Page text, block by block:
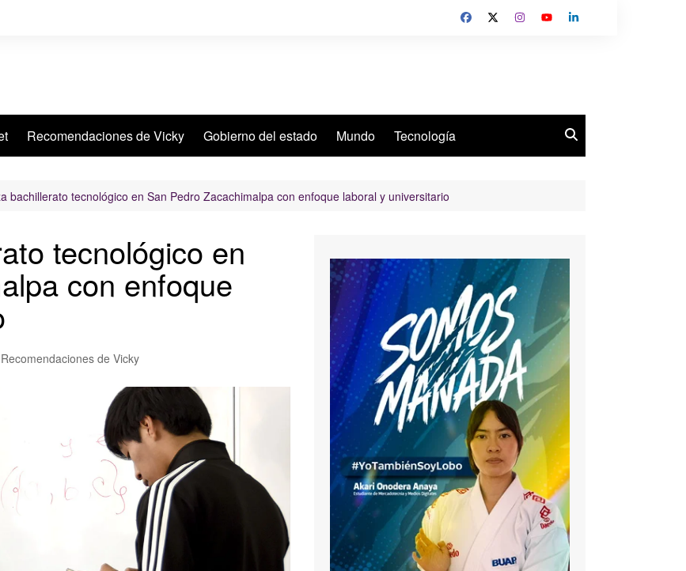
Recomendaciones de Vicky Gobierno del estado Mundo Tecnología
bachillerato tecnológico en San Pedro Zacachimalpa con enfoque laboral y universitario
tecnológico en
con enfoque
Recomendaciones de Vicky